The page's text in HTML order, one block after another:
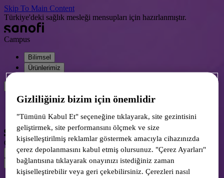
Skip To Main Content
Türkiye'deki sağlık mesleği mensupları için hazırlanmıştır.
Campus
Bilimsel
Ürünlerimiz
Giriş Yap
Hesap Oluşturun
Campus
Gizliliğiniz bizim için önemlidir
"Tümünü Kabul Et" seçeneğine tıklayarak, site gezintisini
geliştirmek, site performansını ölçmek ve size
kişiselleştirilmiş reklamlar göstermek amacıyla cihazınızda
çerez depolanmasını kabul etmiş olursunuz. "Çerez Ayarları"
bağlantısına tıklayarak onayınızı istediğiniz zaman
kişiselleştirebilir veya geri çekebilirsiniz. Çerezleri nasıl